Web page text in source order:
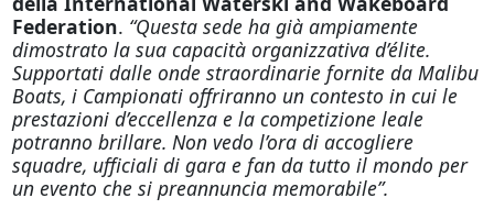
Federation. “Questa sede ha già ampiamente
dimostrato la sua capacità organizzativa d’élite.
Supportati dalle onde straordinarie fornite da Malibu
Boats, i Campionati offriranno un contesto in cui le
prestazioni d’eccellenza e la competizione leale
potranno brillare. Non vedo l’ora di accogliere
squadre, ufficiali di gara e fan da tutto il mondo per
un evento che si preannuncia memorabile”.